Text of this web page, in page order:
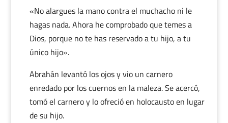
«No alargues la mano contra el muchacho ni le
hagas nada. Ahora he comprobado que temes a
Dios, porque no te has reservado a tu hijo, a tu
único hijo».
Abrahán levantó los ojos y vio un carnero
enredado por los cuernos en la maleza. Se acercó,
tomó el carnero y lo ofreció en holocausto en lugar
de su hijo.